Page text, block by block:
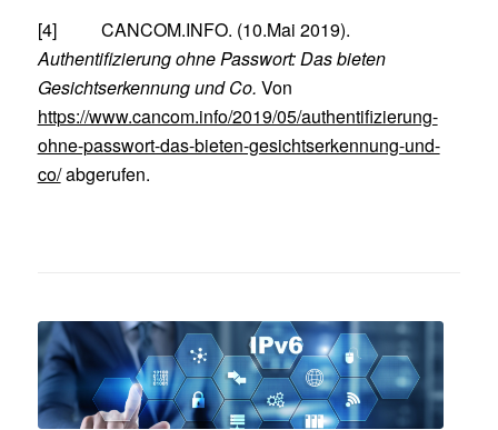
[4] CANCOM.INFO. (10.Mai 2019).
Authentifizierung ohne Passwort: Das bieten
Gesichtserkennung und Co. Von
https://www.cancom.info/2019/05/authentifizierung-
ohne-passwort-das-bieten-gesichtserkennung-und-
co/abgerufen.